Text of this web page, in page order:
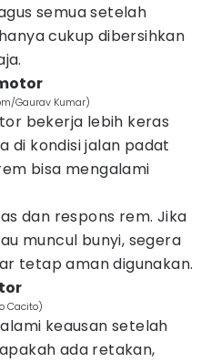
semua setelah
cukup dibersihkan
Gaurav Kumar)
bekerja lebih keras
di kondisi jalan padat
bisa mengalami
dan respons rem. Jika
muncul bunyi, segera
tetap aman digunakan.
Cacito)
keausan setelah
ada retakan,